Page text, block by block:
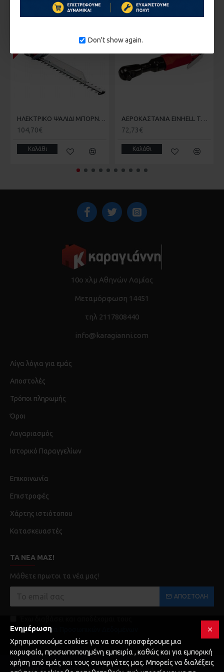
Don't show again.
Διαστάσεις πάγκου εργασίας: 370x210 mm
Διακόπτης μηδενικής τάσης
2 ΧΡΟΝΙΑ ΕΓΓΥΗΣΗ ΑΝΤΙΠΡΟΣΩΠΕΙΑΣ
HΛΕΚΤΡΙΚΟ ΨΑΛΙΔΙ ΜΠΟΡΝΤΟΥΡΑΣ 650W GΕ-EH 6560 EINHELL 3403330
104,70€
Καλάθι
ΑΕΡΟΚΑΣΤΑΝΙΑ EINHELL TC-PR 68 4139180
72,73€
Καλάθι
10ο χλμ Αθηνών Λαμίας
Μεταμόρφωση 14451
τηλ 2117808440
info@karagianni.com
Λίγα λόγια για εμάς
Αποστολές
Τρόποι πληρωμής
Όροι
Λογαριασμός
Ιστορικό Παραγγελίων
Επικοινωνία
Επιστροφές
Χάρτης ιστιότοπου
Κατασκευαστές
ΤΑ ΝΈΑ ΜΑΣ!
Μάθετε πρωτοι τα νέα μας!
ΑΠΟΣΤΟΛΉ
Προστασία Προσωπικών Δεδομένων
Copyright © 2025 Karagianni, All Rights Reserved
Ενημέρωση
Χρησιμοποιούμε cookies για να σου προσφέρουμε μια
κορυφαία, προσωποποιημένη εμπειρία , καθώς και για εμπορική
χρήση από εμάς και τους συνεργάτες μας. Μπορείς να διαλέξεις